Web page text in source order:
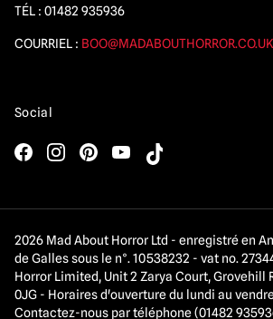
TÉL : 01482 935936
COURRIEL : BOO@MADABOUTHORROR.CO.UK
Social
2026 Mad About Horror Ltd - enregistré en
de Galles sous le n°. 10538232 - vat no.
Horror Limited, Unit 2 Zarya Court, Grovehill
0JG - Horaires d'ouverture du lundi au
Contactez-nous par téléphone (01482